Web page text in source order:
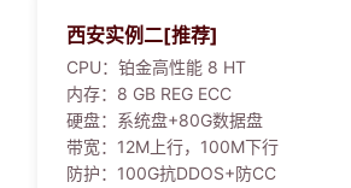
西安实例二[推荐]
CPU： 铂金高性能 8 HT
内存： 8 GB REG ECC
硬盘： 系统盘+80G数据盘
带宽： 12M上行，100M下行
防护： 100G抗DDOS+防CC